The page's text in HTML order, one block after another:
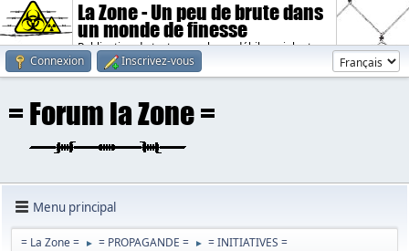
La Zone - Un peu de brute dans
un monde de finesse
Publication de textes sombres, débiles, violents.
Connexion
Inscrivez-vous
Menu principal
= La Zone = ► = PROPAGANDE = ► = INITIATIVES =